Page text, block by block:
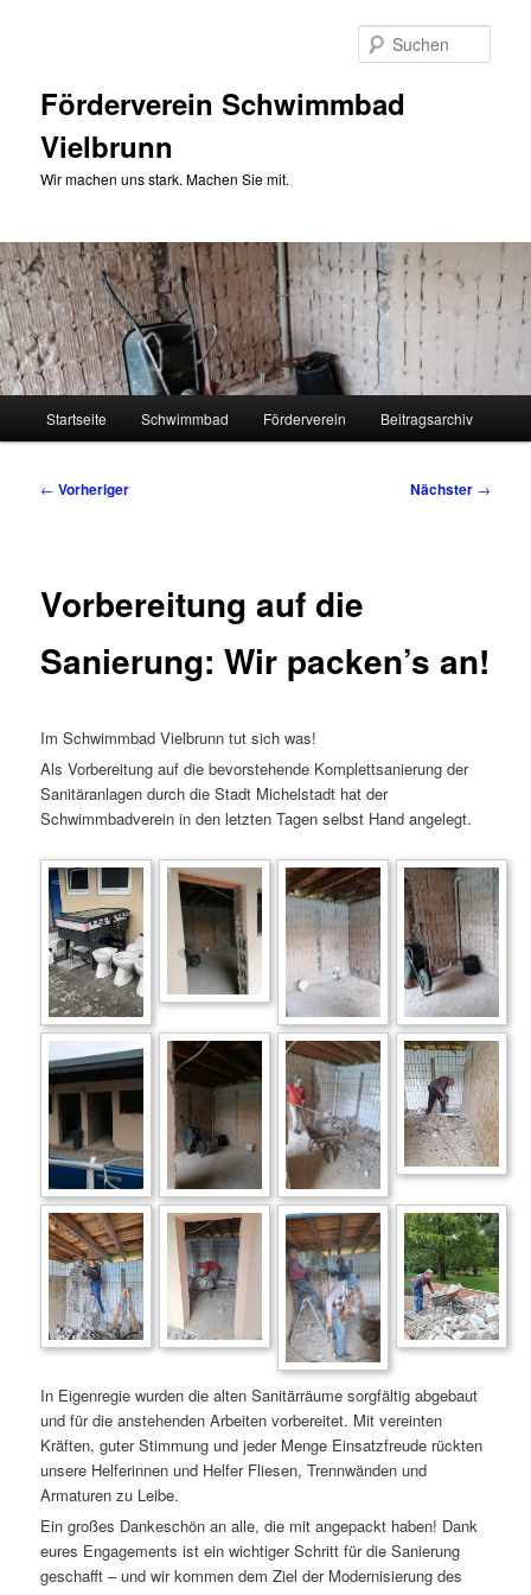
Förderverein Schwimmbad
Vielbrunn
Wir machen uns stark. Machen Sie mit.
Startseite Schwimmbad Förderverein Beitragsarchiv
Beitragsnavigation
← Vorheriger Nächster →
Vorbereitung auf die
Sanierung: Wir packen’s an!
Im Schwimmbad Vielbrunn tut sich was!
Als Vorbereitung auf die bevorstehende Komplettsanierung der
Sanitäranlagen durch die Stadt Michelstadt hat der
Schwimmbadverein in den letzten Tagen selbst Hand angelegt.
In Eigenregie wurden die alten Sanitärräume sorgfältig abgebaut
und für die anstehenden Arbeiten vorbereitet. Mit vereinten
Kräften, guter Stimmung und jeder Menge Einsatzfreude rückten
unsere Helferinnen und Helfer Fliesen, Trennwänden und
Armaturen zu Leibe.
Ein großes Dankeschön an alle, die mit angepackt haben! Dank
eures Engagements ist ein wichtiger Schritt für die Sanierung
geschafft – und wir kommen dem Ziel der Modernisierung des